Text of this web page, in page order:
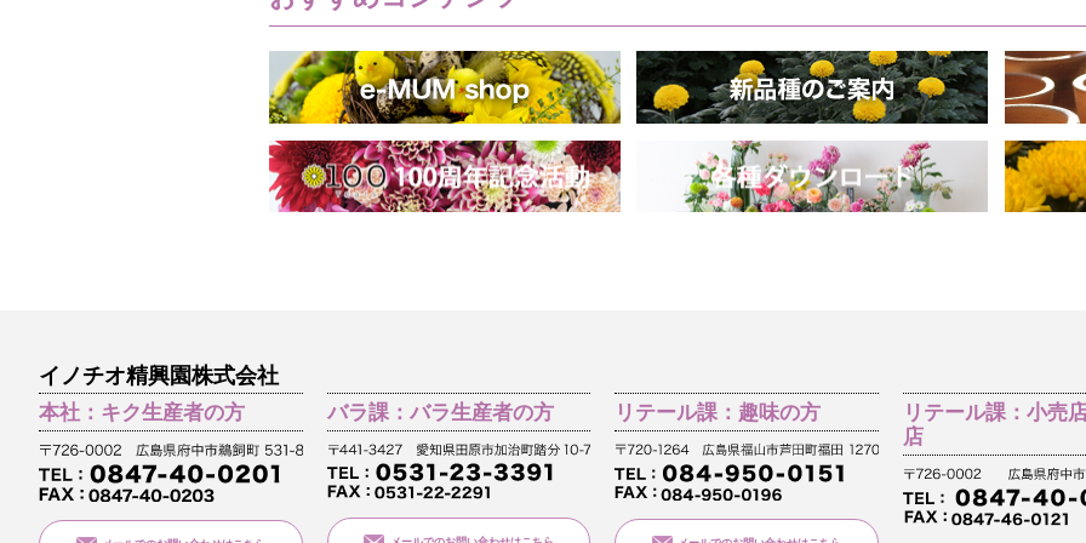
イノチオ精興園株式会社
本社：キク生産者の方
バラ課：バラ生産者の方 リテール課：趣味の方
リテール課：小売
店